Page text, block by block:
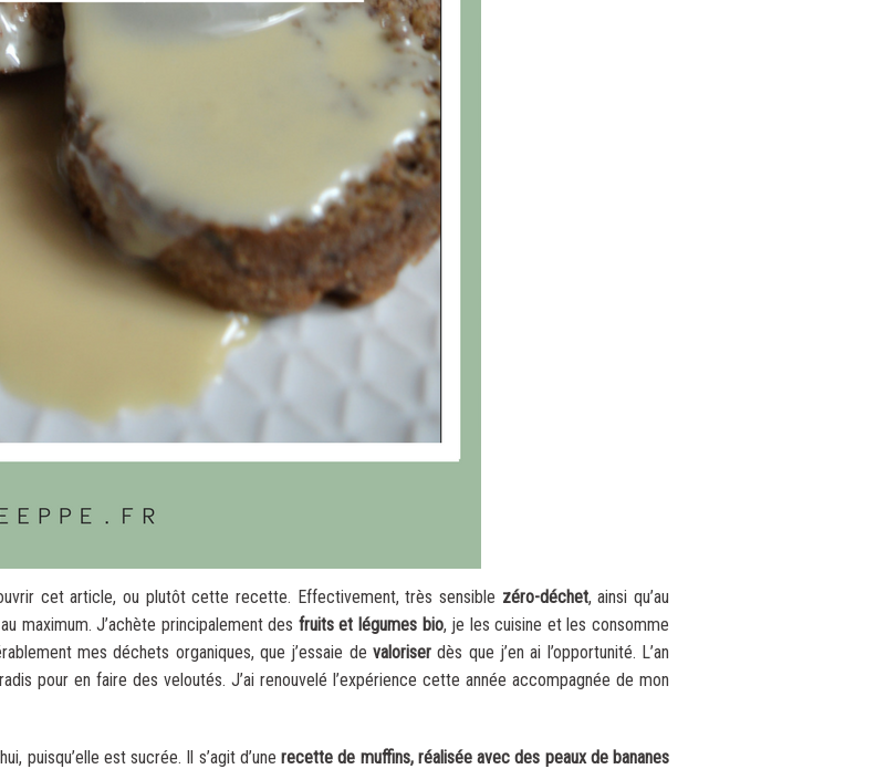
cet article, ou plutôt cette recette. Effectivement, très sensible zéro-déchet, ainsi qu’au
maximum. J’achète principalement des fruits et légumes bio, je les cuisine et les consomme
mes déchets organiques, que j’essaie de valoriser dès que j’en ai l’opportunité. L’an
pour en faire des veloutés. J’ai renouvelé l’expérience cette année accompagnée de mon
puisqu’elle est sucrée. Il s’agit d’une recette de muffins, réalisée avec des peaux de bananes